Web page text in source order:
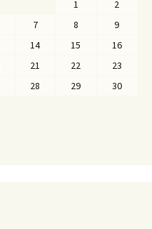
1
2
7 8
9
14 15
16
21 22
23
28 29
30